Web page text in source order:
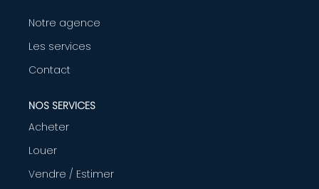
Notre agence
Les services
Contact
NOS SERVICES
Acheter
Louer
Vendre / Estimer